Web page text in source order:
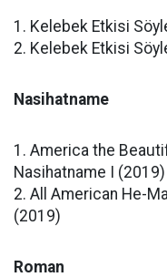
1. Kelebek Etkisi
2. Kelebek Etkisi
Nasihatname
1. America the
Nasihatname I (2019)
2. All American He-
(2019)
Roman